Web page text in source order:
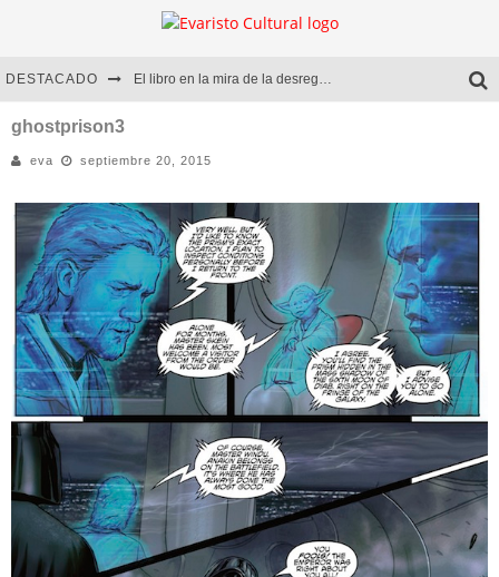
DESTACADO El libro en la mira de la desregulación
Diego Meret | Hotel Acapulco
Alejandra Correa | La nieve
ghostprison3
eva septiembre 20, 2015